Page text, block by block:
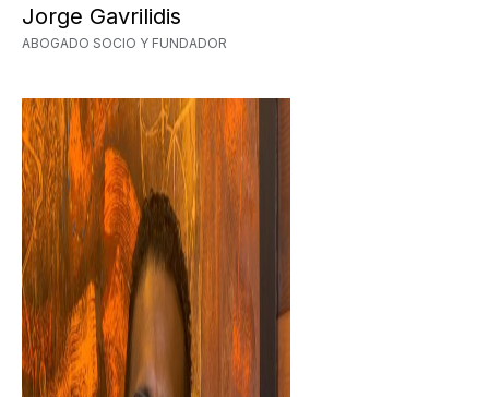
Jorge Gavrilidis
ABOGADO SOCIO Y FUNDADOR